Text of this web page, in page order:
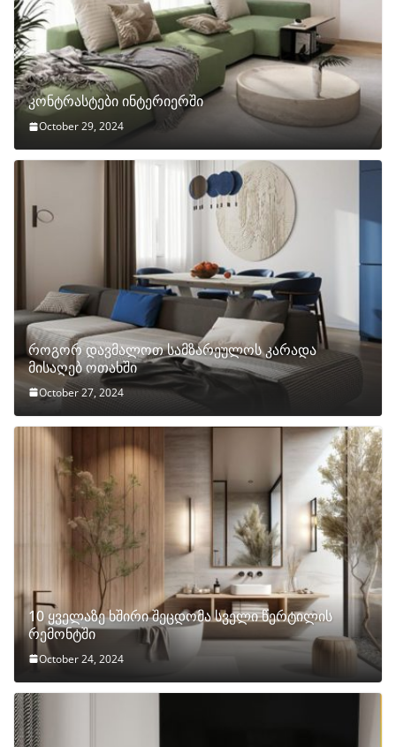
კონტრასტები ინტერიერში
October 29, 2024
როგორ დავმალოთ სამზარეულოს კარადა
მისაღებ ოთახში
October 27, 2024
10 ყველაზე ხშირი შეცდომა სველი წერტილის
რემონტში
October 24, 2024